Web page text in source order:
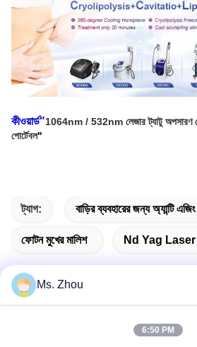
কীওয়ার্ড"1064nm / 532nm লেজার ট্যাটু অপসারণ
পোর্টেবল"
ট্যাগ: বাড়ির ব্যবহারের জন্য অ্যান্টি
ফোটন মুখের মালিশ Nd Yag
Ms. Zhou
6:50 PM